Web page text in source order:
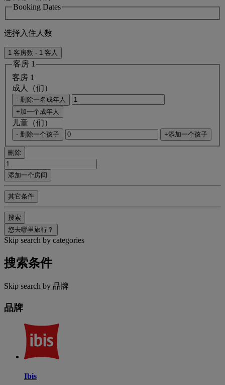
Booking Dates
选择入住人数
1 客房数 - 1 客人
客房 1
客房 1
成人（们）
- 删除一名成年人
+加一个成年人
儿童（们）
- 删除一个孩子 +添加一个孩子
刪除
添加一个房间
其它条件
搜索
您去哪里旅行？
Skip search by categories
搜索条件
Skip search by 品牌
品牌
Ibis